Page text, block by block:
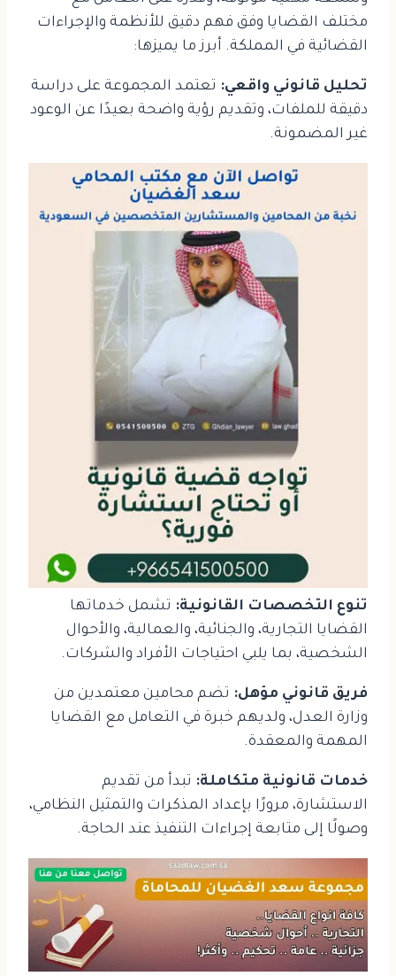
مختلف القضايا وفق فهم دقيق للأنظمة والإجراءات
القضائية في المملكة. أبرز ما يميزها:
تحليل قانوني واقعي: تعتمد المجموعة على دراسة
دقيقة للملفات، وتقديم رؤية واضحة بعيدًا عن الوعود
غير المضمونة.
تنوع التخصصات القانونية: تشمل خدماتها
القضايا التجارية، والجنائية، والعمالية، والأحوال
الشخصية، بما يلبي احتياجات الأفراد والشركات.
فريق قانوني مؤهل: تضم محامين معتمدين من
وزارة العدل، ولديهم خبرة في التعامل مع القضايا
المهمة والمعقدة.
خدمات قانونية متكاملة: تبدأ من تقديم
الاستشارة، مرورًا بإعداد المذكرات والتمثيل النظامي،
وصولًا إلى متابعة إجراءات التنفيذ عند الحاجة.